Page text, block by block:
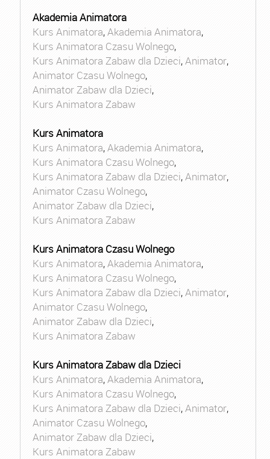
Akademia Animatora
Kurs Animatora,Akademia Animatora,
Kurs Animatora Czasu Wolnego,
Kurs Animatora Zabaw dla Dzieci,Animator,
Animator Czasu Wolnego,
Animator Zabaw dla Dzieci,
Kurs Animatora Zabaw
Kurs Animatora
Kurs Animatora,Akademia Animatora,
Kurs Animatora Czasu Wolnego,
Kurs Animatora Zabaw dla Dzieci,Animator,
Animator Czasu Wolnego,
Animator Zabaw dla Dzieci,
Kurs Animatora Zabaw
Kurs Animatora Czasu Wolnego
Kurs Animatora,Akademia Animatora,
Kurs Animatora Czasu Wolnego,
Kurs Animatora Zabaw dla Dzieci,Animator,
Animator Czasu Wolnego,
Animator Zabaw dla Dzieci,
Kurs Animatora Zabaw
Kurs Animatora Zabaw dla Dzieci
Kurs Animatora,Akademia Animatora,
Kurs Animatora Czasu Wolnego,
Kurs Animatora Zabaw dla Dzieci,Animator,
Animator Czasu Wolnego,
Animator Zabaw dla Dzieci,
Kurs Animatora Zabaw